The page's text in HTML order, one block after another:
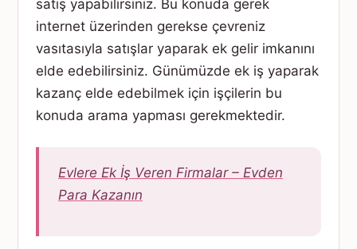
satış yapabilirsiniz. Bu konuda gerek
internet üzerinden gerekse çevreniz
vasıtasıyla satışlar yaparak ek gelir imkanını
elde edebilirsiniz. Günümüzde ek iş yaparak
kazanç elde edebilmek için işçilerin bu
konuda arama yapması gerekmektedir.
Evlere Ek İş Veren Firmalar – Evden
Para Kazanın